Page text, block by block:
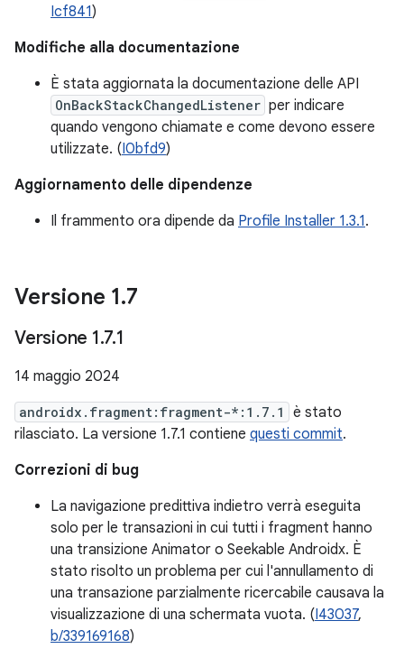
Icf841)
Modifiche alla documentazione
È stata aggiornata la documentazione delle API
OnBackStackChangedListener per indicare
quando vengono chiamate e come devono essere
utilizzate. (I0bfd9)
Aggiornamento delle dipendenze
Il frammento ora dipende da Profile Installer 1.3.1.
Versione 1.7
Versione 1.7.1
14 maggio 2024
androidx.fragment:fragment-*:1.7.1
è stato
rilasciato. La versione 1.7.1 contiene questi commit.
Correzioni di bug
La navigazione predittiva indietro verrà eseguita
solo per le transazioni in cui tutti i fragment hanno
una transizione Animator o Seekable Androidx. È
stato risolto un problema per cui l'annullamento di
una transazione parzialmente ricercabile causava la
visualizzazione di una schermata vuota. (I43037,
b/339169168)